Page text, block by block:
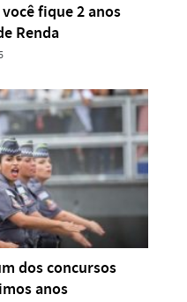
fique 2 anos
Renda
dos concursos
anos